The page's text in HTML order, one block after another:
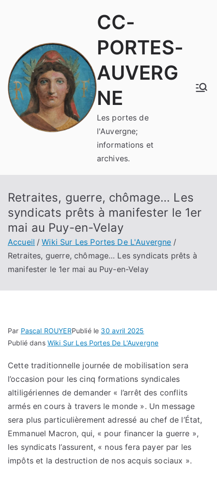
CC-
PORTES-
AUVERG
NE
Les portes de
l'Auvergne;
informations et
archives.
Retraites, guerre, chômage… Les
syndicats prêts à manifester le 1er
mai au Puy-en-Velay
Accueil
Wiki Sur Les Portes De L'Auvergne
Retraites, guerre, chômage… Les syndicats prêts à
manifester le 1er mai au Puy-en-Velay
Par Pascal ROUYERPublié le 30 avril 2025
Publié dans Wiki Sur Les Portes De L'Auvergne
Cette traditionnelle journée de mobilisation sera
l’occasion pour les cinq formations syndicales
altiligériennes de demander « l’arrêt des conflits
armés en cours à travers le monde ». Un message
sera plus particulièrement adressé au chef de l’État,
Emmanuel Macron, qui, « pour financer la guerre »,
les syndicats l’assurent, « nous fera payer par les
impôts et la destruction de nos acquis sociaux ».